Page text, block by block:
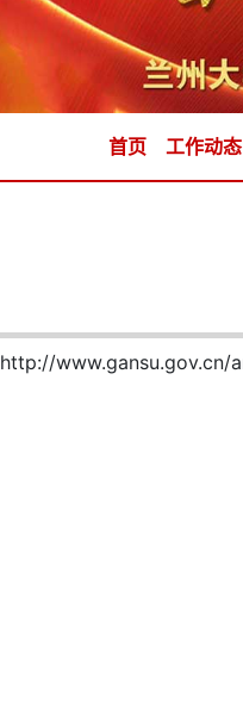
首页 工作动态
http://www.gansu.gov.cn/